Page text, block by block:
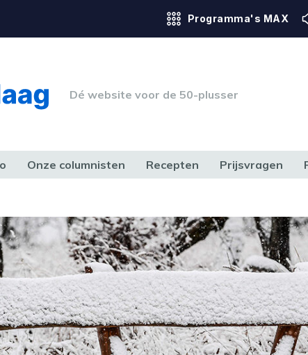
Programma's MAX
Dé website voor de 50-plusser
Onze columnisten Recepten Prijsvragen